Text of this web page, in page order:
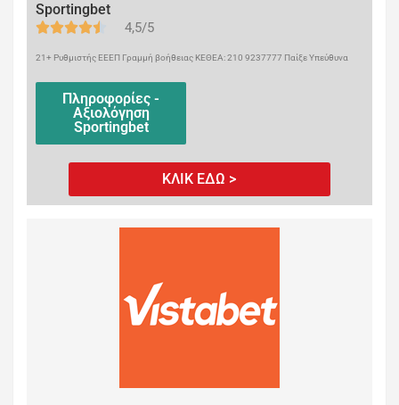
Sportingbet
4,5/5
21+ Ρυθμιστής ΕΕΕΠ Γραμμή βοήθειας ΚΕΘΕΑ: 210 9237777 Παίξε Υπεύθυνα
Πληροφορίες -
Αξιολόγηση
Sportingbet
ΚΛΙΚ ΕΔΩ >